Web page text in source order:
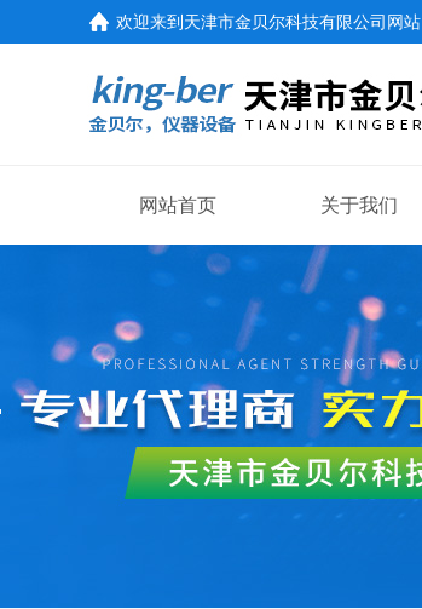
欢迎来到 天津市金贝尔科技有限公司网站
网站首页 关于我们